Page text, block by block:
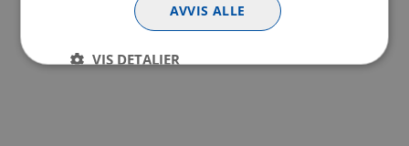
AVVIS ALLE
VIS DETALJER